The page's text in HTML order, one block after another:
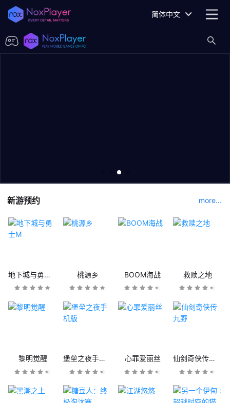
简体中文
新游预约 more...
地下城与勇士M 桃源乡 BOOM海战 救赎之地
黎明觉醒 堡垒之夜手机版 心罪爱丽丝 仙剑奇侠传九野